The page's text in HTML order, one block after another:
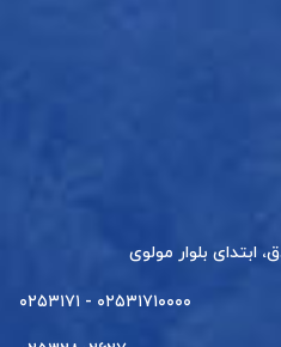
ابتدای بلوار مولوی
۰۲۵۳۱۷۱۰۰۰۰ - ۰۲۵۳۱۷۱